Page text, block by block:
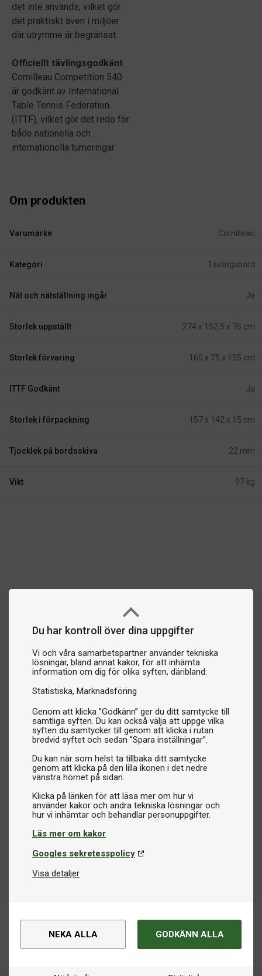
Du har kontroll över dina uppgifter
Vi och våra samarbetspartner använder tekniska
lösningar, bland annat kakor, för att inhämta
information om dig för olika syften, däribland:
Statistiska Marknadsföring
Genom att klicka ”Godkänn” ger du ditt samtycke till
samtliga syften. Du kan också välja att uppge vilka
syften du samtycker till genom att klicka i rutan
bredvid syftet och sedan ”Spara inställningar”.
Du kan när som helst ta tillbaka ditt samtycke
genom att klicka på den lilla ikonen i det nedre
vänstra hörnet på sidan.
Klicka på länken för att läsa mer om hur vi
använder kakor och andra tekniska lösningar och
Läs mer om kakor
Googles sekretesspolicy
Visa detaljer
NEKA ALLA GODKÄNN ALLA
det inte används, vilket gör
det praktiskt även i miljöer
där utrymme är begränsat.
Officiellt tävlingsgodkänt
Cornilleau Competition 540
är godkänt av International
Table Tennis Federation
(ITTF), vilket gör det redo för
både nationella och
internationella turneringar.
Om produkten
Varumärke Cornilleau
Kategori Tävlingsbord
Nät och nätställning ingår Ja
Storlek uppställt 274 x 152,5 x 76 cm
Storlek förvaring 160 x 75 x 155 cm
ITTF Godkänt Ja
Storlek i förpackning 157 x 142 x 15 cm
Tjocklek på bordsskiva 22 mm
Vikt 97 kg